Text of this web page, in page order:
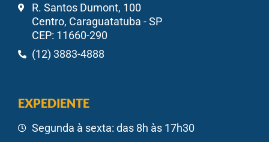
R. Santos Dumont, 100
Centro, Caraguatatuba - SP
CEP: 11660-290
(12) 3883-4888
EXPEDIENTE
Segunda à sexta: das 8h às 17h30